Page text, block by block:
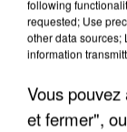
UN SECOND
INTERPELLÉ
following
requested; Use
other data sources;
information
Vous
et fermer",